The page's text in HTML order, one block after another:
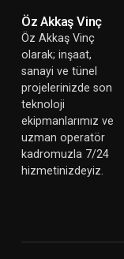
Öz Akkaş Vinç
Öz Akkaş Vinç
olarak; inşaat,
sanayi ve tünel
projelerinizde son
teknoloji
ekipmanlarımız ve
uzman operatör
kadromuzla 7/24
hizmetinizdeyiz.